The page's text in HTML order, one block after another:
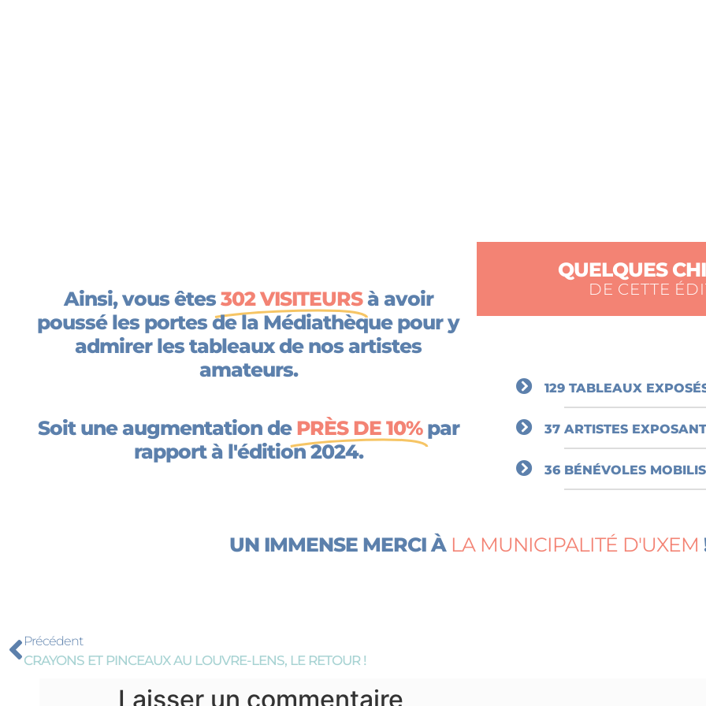
Ainsi, vous êtes 302 VISITEURS à avoir
poussé les portes de la Médiathèque pour y
admirer les tableaux de nos artistes
amateurs.
Soit une augmentation de PRÈS DE 10% par
rapport à l'édition 2024.
QUELQUES
DE CETTE
129 TABLEAUX
37 ARTISTES
36 BÉNÉVOLES
NOTRE PARTENAIRE : LE GÉANT
Précédent